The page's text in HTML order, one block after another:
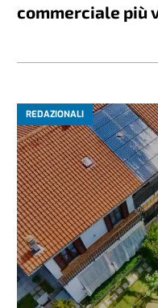
commerciale più
REDAZIONALI